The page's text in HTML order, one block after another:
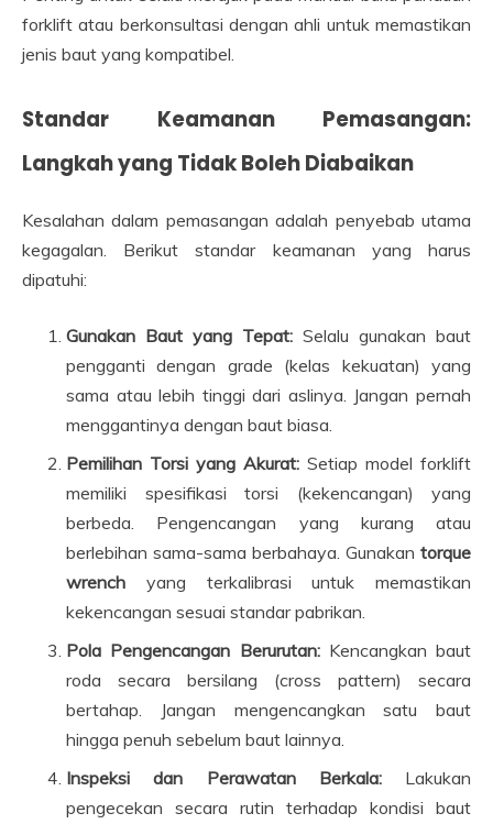
forklift atau berkonsultasi dengan ahli untuk memastikan
jenis baut yang kompatibel.
Standar Keamanan Pemasangan:
Langkah yang Tidak Boleh Diabaikan
Kesalahan dalam pemasangan adalah penyebab utama
kegagalan. Berikut standar keamanan yang harus
dipatuhi:
Gunakan Baut yang Tepat: Selalu gunakan baut
pengganti dengan grade (kelas kekuatan) yang
sama atau lebih tinggi dari aslinya. Jangan pernah
menggantinya dengan baut biasa.
Pemilihan Torsi yang Akurat: Setiap model forklift
memiliki spesifikasi torsi (kekencangan) yang
berbeda. Pengencangan yang kurang atau
berlebihan sama-sama berbahaya. Gunakan torque
wrench yang terkalibrasi untuk memastikan
kekencangan sesuai standar pabrikan.
Pola Pengencangan Berurutan:Kencangkan baut
roda secara bersilang (cross pattern) secara
bertahap. Jangan mengencangkan satu baut
hingga penuh sebelum baut lainnya.
Inspeksi dan Perawatan Berkala:Lakukan
pengecekan secara rutin terhadap kondisi baut